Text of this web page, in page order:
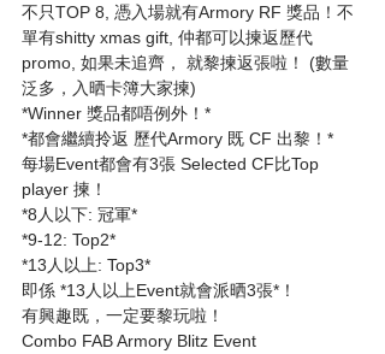
不只TOP 8, 憑入場就有Armory RF 獎品！不
單有shitty xmas gift, 仲都可以揀返歷代
promo, 如果未追齊， 就黎揀返張啦！ (數量
泛多，入晒卡簿大家揀)
*Winner 獎品都唔例外！*
*都會繼續拎返 歷代Armory 既 CF 出黎！*
每場Event都會有3張 Selected CF比Top
player 揀！
*8人以下: 冠軍*
*9-12: Top2*
*13人以上: Top3*
即係 *13人以上Event就會派晒3張*！
有興趣既，一定要黎玩啦！
Combo FAB Armory Blitz Event